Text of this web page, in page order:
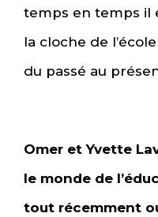
temps en temps il
la cloche de
du passé au
Omer et Yvette
le monde de
tout récemment